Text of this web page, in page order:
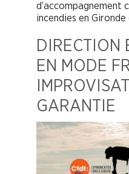
d’accompagnement
incendies en
DIRECTION
EN MODE
GARANTIE